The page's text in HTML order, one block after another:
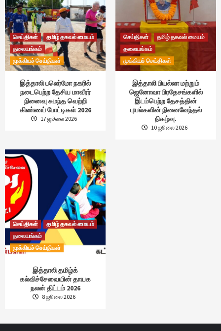
செய்திகள்
தமிழ் தகவல் மையம்
தலையங்கம்
முக்கியச் செய்திகள்
இத்தாலி பலெர்மோ நகரில்
நடைபெற்ற தேசிய மாவீரர்
நினைவு சுமந்த வெற்றி
கிண்ணப் போட்டிகள் 2026
17 ஜூலை 2026
செய்திகள்
தமிழ் தகவல் மையம்
தலையங்கம்
முக்கியச் செய்திகள்
இத்தாலி பியல்லா மற்றும்
ஜெனோவா பிரதேசங்களில்
இடம்பெற்ற தேசத்தின்
புயல்களின் நினைவேந்தல்
நிகழ்வு.
10 ஜூலை 2026
செய்திகள்
தமிழ் தகவல் மையம்
தலையங்கம்
முக்கியச் செய்திகள்
இத்தாலி தமிழ்க்
கல்விச்சேவையின் தாயக
நலன் திட்டம் 2026
8 ஜூலை 2026